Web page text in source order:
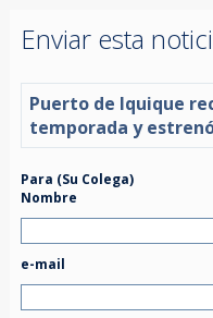
Enviar esta
Puerto de Iquique
temporada y
Para (Su Colega)
Nombre
e-mail